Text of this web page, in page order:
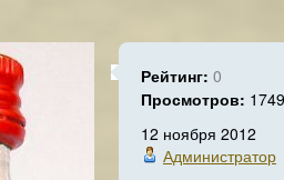
Рейтинг: 0
Просмотров: 1749
12 ноября 2012
Администратор